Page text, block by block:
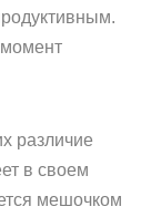
различие
в своем
мешочком